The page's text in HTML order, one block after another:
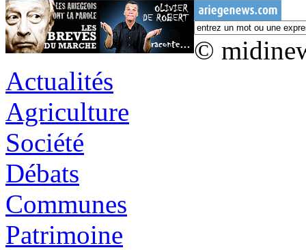
©
Actualités
Agriculture
Société
Débats
Communes
Patrimoine